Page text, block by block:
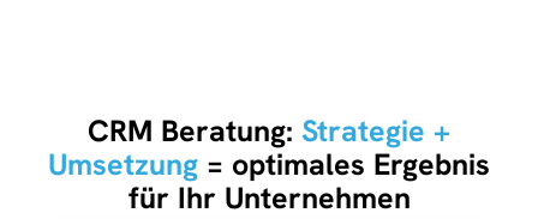
CRM Beratung: Strategie +
Umsetzung = optimales Ergebnis
für Ihr Unternehmen